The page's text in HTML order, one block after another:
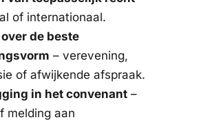
of internationaal.
de beste
– verevening,
of afwijkende afspraak.
in het convenant–
melding aan